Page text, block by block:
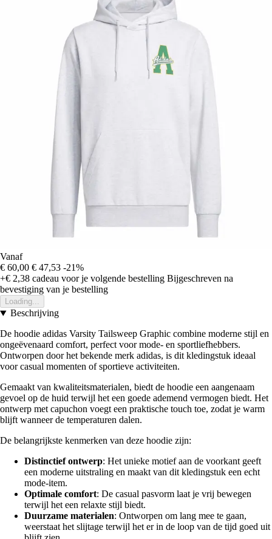
Vanaf
€ 60,00 € 47,53 -21%
+€ 2,38 cadeau voor je volgende bestelling Bijgeschreven na
bevestiging van je bestelling
Loading...
Beschrijving
De hoodie adidas Varsity Tailsweep Graphic combine moderne stijl en
ongeëvenaard comfort, perfect voor mode- en sportliefhebbers.
Ontworpen door het bekende merk adidas, is dit kledingstuk ideaal
voor casual momenten of sportieve activiteiten.
Gemaakt van kwaliteitsmaterialen, biedt de hoodie een aangenaam
gevoel op de huid terwijl het een goede ademend vermogen biedt. Het
ontwerp met capuchon voegt een praktische touch toe, zodat je warm
blijft wanneer de temperaturen dalen.
De belangrijkste kenmerken van deze hoodie zijn:
Distinctief ontwerp: Het unieke motief aan de voorkant geeft
een moderne uitstraling en maakt van dit kledingstuk een echt
mode-item.
Optimale comfort: De casual pasvorm laat je vrij bewegen
terwijl het een relaxte stijl biedt.
Duurzame materialen: Ontworpen om lang mee te gaan,
weerstaat het slijtage terwijl het er in de loop van de tijd goed uit